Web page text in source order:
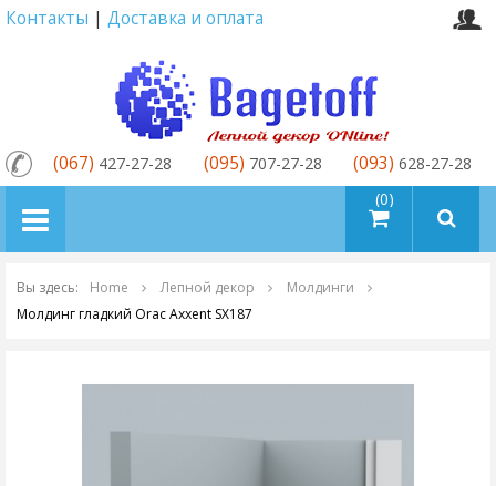
Контакты | Доставка и оплата
товаров (0)
(067) 427-27-28 (095) 707-27-28 (093) 628-27-28
Вы здесь: Home Лепной декор
Молдинги
Молдинг гладкий Orac Axxent SX187